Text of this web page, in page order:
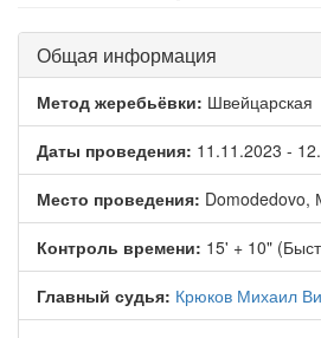
Общая информация
Метод жеребьёвки: Швейцарская
Даты проведения: 11.11.2023 -
Место проведения: Domodedovo,
Контроль времени: 15' + 10"
Главный судья: Крюков Михаил